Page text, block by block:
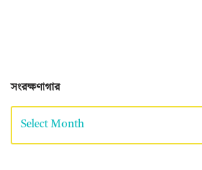
সংরক্ষণাগার